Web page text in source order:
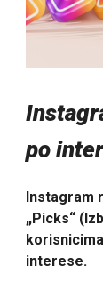
po
Instagram
„Picks“
interese.